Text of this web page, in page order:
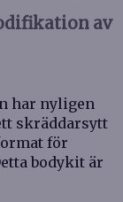
av
har nyligen
skräddarsytt
för
bodykit är